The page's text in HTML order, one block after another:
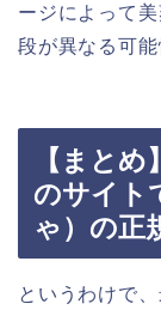
ージによって
段が異なる可
【まと
のサイト
ゃ）の正
というわけで